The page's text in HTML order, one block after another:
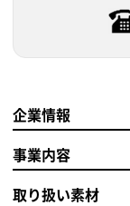
企業情報
事業内容
取り扱い素材